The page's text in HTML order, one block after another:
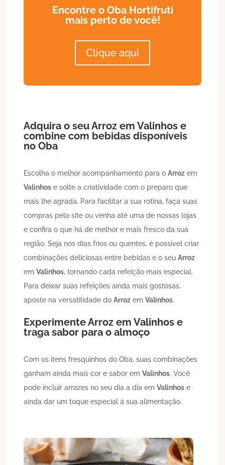
Encontre o Oba Hortifruti
mais perto de você!
Clique aqui
Adquira o seuArroz emValinhos e
combine com bebidas disponíveis
no Oba
Escolha o melhor acompanhamento para oArroz em
Valinhos e solte a criatividade com o preparo que
mais lhe agrada. Para facilitar a sua rotina, faça suas
compras pelo site ou venha até uma de nossas lojas
e confira o que há de melhor e mais fresco da sua
região. Seja nos dias frios ou quentes, é possível criar
combinações deliciosas entre bebidas e o seuArroz
emValinhos, tornando cada refeição mais especial.
Para deixar suas refeições ainda mais gostosas,
aposte na versatilidade doArroz emValinhos.
ExperimenteArroz emValinhos e
traga sabor para o almoço
Com os itens fresquinhos do Oba, suas combinações
ganham ainda mais cor e sabor emValinhos. Você
pode incluir arrozes no seu dia a dia emValinhos e
ainda dar um toque especial à sua alimentação.